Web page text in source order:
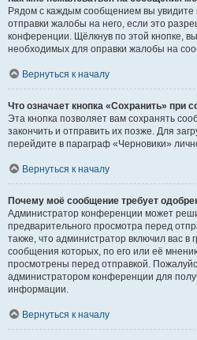
Рядом с каждым сообщением вы увидите
отправки жалобы на него, если это
конференции. Щёлкнув по этой кнопке,
необходимых для оправки жалобы на
Вернуться к началу
Что означает кнопка «Сохранить» при
Эта кнопка позволяет вам сохранять
закончить и отправить их позже. Для
перейдите в параграф «Черновики»
Вернуться к началу
Почему моё сообщение требует
Администратор конференции может
предварительного просмотра перед
также, что администратор включил вас в
сообщения которых, по его или её
просмотрены перед отправкой.
администратором конференции для
информации.
Вернуться к началу